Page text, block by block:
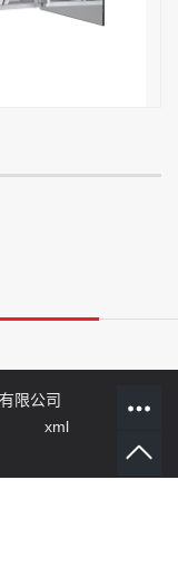
限公司
xml